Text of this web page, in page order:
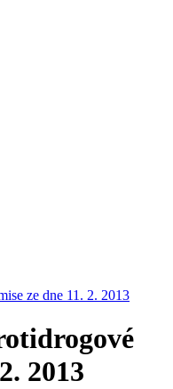
ze dne 11. 2. 2013
2013